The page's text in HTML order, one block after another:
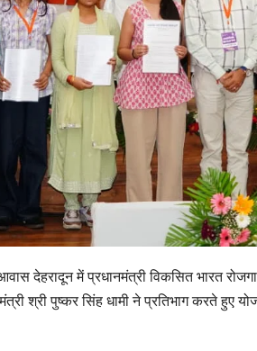
देहरादून में प्रधानमंत्री विकसित भारत
श्री पुष्कर सिंह धामी ने प्रतिभाग करते हुए